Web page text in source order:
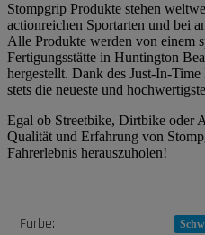
Stompgrip Produkte stehen
actionreichen Sportarten und bei
Alle Produkte werden von einem
Fertigungsstätte in Huntington
hergestellt. Dank des Just-In-
stets die neueste und
Egal ob Streetbike, Dirtbike oder
Qualität und Erfahrung von
Fahrerlebnis herauszuholen!
Produkteigenschaft
Wert
Farbe: